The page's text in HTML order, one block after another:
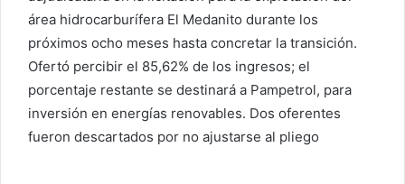
área hidrocarburífera El Medanito durante los
próximos ocho meses hasta concretar la transición.
Ofertó percibir el 85,62% de los ingresos; el
porcentaje restante se destinará a Pampetrol, para
inversión en energías renovables. Dos oferentes
fueron descartados por no ajustarse al pliego